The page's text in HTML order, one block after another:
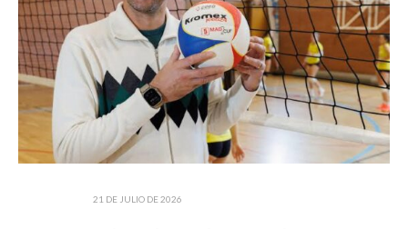
21 DE JULIO DE 2026